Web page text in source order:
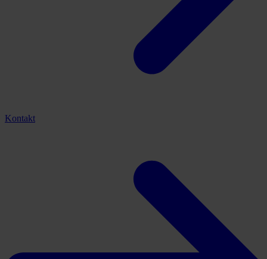
Kontakt